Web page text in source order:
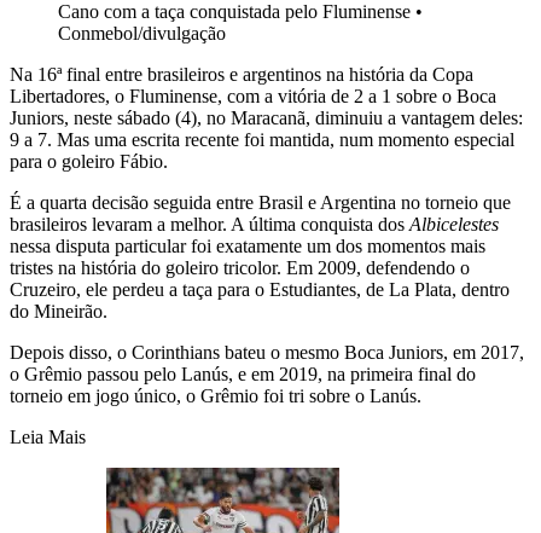
Cano com a taça conquistada pelo Fluminense •
Conmebol/divulgação
Na 16ª final entre brasileiros e argentinos na história da Copa
Libertadores, o Fluminense, com a vitória de 2 a 1 sobre o Boca
Juniors, neste sábado (4), no Maracanã, diminuiu a vantagem deles:
9 a 7. Mas uma escrita recente foi mantida, num momento especial
para o goleiro Fábio.
É a quarta decisão seguida entre Brasil e Argentina no torneio que
brasileiros levaram a melhor. A última conquista dos Albicelestes
nessa disputa particular foi exatamente um dos momentos mais
tristes na história do goleiro tricolor. Em 2009, defendendo o
Cruzeiro, ele perdeu a taça para o Estudiantes, de La Plata, dentro
do Mineirão.
Depois disso, o Corinthians bateu o mesmo Boca Juniors, em 2017,
o Grêmio passou pelo Lanús, e em 2019, na primeira final do
torneio em jogo único, o Grêmio foi tri sobre o Lanús.
Leia Mais